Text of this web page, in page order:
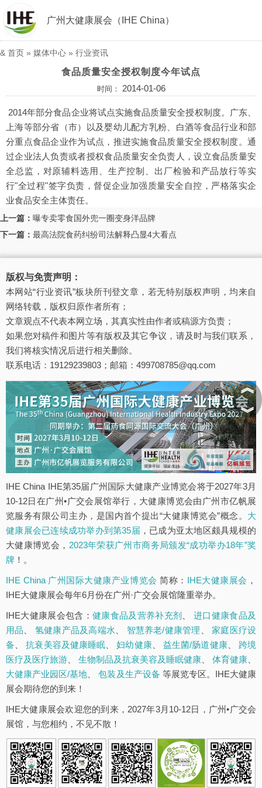
广州大健康展会（IHE China）
& 首页 » 媒体中心 » 行业资讯
食品质量安全授权制度今年试点
时间： 2014-01-06
2014年部分食品企业将试点实施食品质量安全授权制度。广东、
上海等部分省（市）以及婴幼儿配方乳粉、白酒等食品行业和部
分重点食品企业作为试点，推进实施食品质量安全授权制度。通
过企业法人负责或者授权食品质量安全负责人，设立食品质量安
全总监，对原辅料选用、生产控制、出厂检验和产品放行等实
行"全过程"签字负责，督促企业加强质量安全自控，严格落实企
业食品安全主体责任。
上一篇： 曝专卖零食国外兜一圈变身洋品牌
下一篇： 最高法院食药纠纷司法解释凸显4大看点
版权与免责声明：
本网站“行业资讯”板块所刊登文章，若无特别版权声明，均来自
网络转载，版权归原作者所有；
文章观点不代表本网立场，其真实性由作者或稿源方负责；
如果您对稿件和图片等有版权及其它争议，请及时与我们联系，
我们将核实情况后进行相关删除。
联系电话：19129239803；邮箱：499708785@qq.com
IHE China IHE第35届广州国际大健康产业博览会将于2027年3月
10-12日在广州•广交会展馆举行，大健康博览会由广州市亿帆展
览服务有限公司主办，是国内首个提出“大健康博览会”概念。 大
健康展会已连续成功举办到第35届 ，已成为亚太地区颇具规模的
大健康博览会， 2023年荣获广州市商务局颁发“成功举办18年”奖
牌 ！。
IHE China 广州国际大健康产业博览会 简称： IHE大健康展会 ，
IHE大健康展会每年6月份在广州·广交会展馆隆重举办。
IHE大健康展会包含： 健康食品及营养补充剂 、进口健康食品及
用品
氢健康产品及高端水 智慧养老/健康管理 、家庭医疗设
备 、抗衰美容及健康睡眠 、妇幼健康、 益生菌/肠道健康、 跨境
医疗及医疗旅游
生物制品及抗衰美容及睡眠健康 体育健康
大健康产业园区/基地 、包装及生产设备 等展览专区。IHE大健康
展会期待您的到来！
IHE大健康展会欢迎您的到来，2027年3月10-12日，广州•广交会
展馆，与您相约，不见不散！
︽
︾